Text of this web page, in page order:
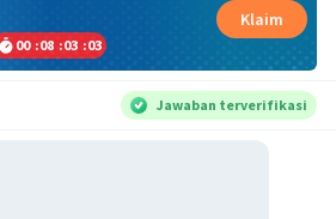
00 :08 :03 :02
Klaim
Jawaban terverifikasi